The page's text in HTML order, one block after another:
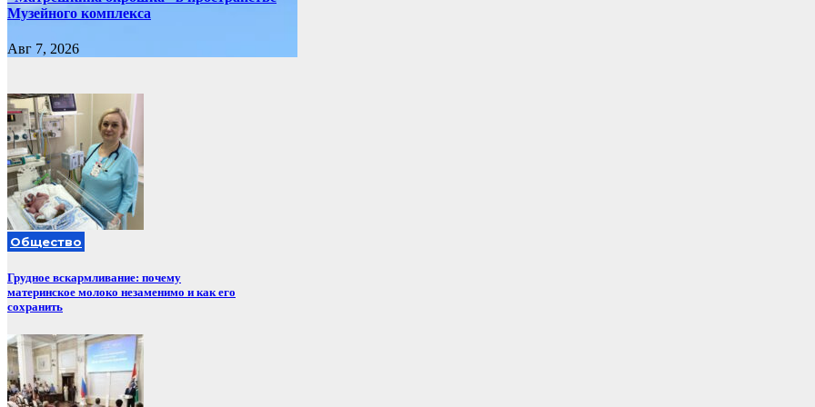
Музейного комплекса
Авг 7, 2026
Общество
Грудное вскармливание: почему
материнское молоко незаменимо и как его
сохранить